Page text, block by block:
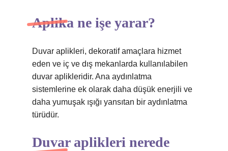
Aplika ne işe yarar?
Duvar aplikleri, dekoratif amaçlara hizmet
eden ve iç ve dış mekanlarda kullanılabilen
duvar aplikleridir. Ana aydınlatma
sistemlerine ek olarak daha düşük enerjili ve
daha yumuşak ışığı yansıtan bir aydınlatma
türüdür.
Duvar aplikleri nerede